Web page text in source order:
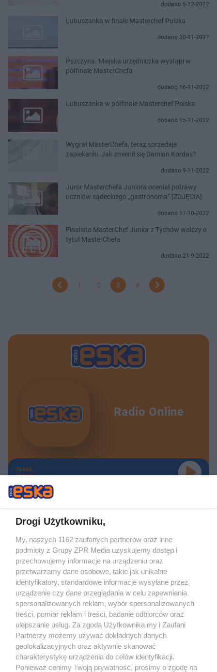
dodano 5-12-2022
Lubuszanka w finale Masterchef Polska
dodano 30-11-2022
Pszczyna. Miejska urzędniczka wystąpi w
półfinale MasterChefa
dodano 16-11-2022
Lubuszanka w półfinale Masterchef Polska
dodano 15-11-2022
Wygrał MasterChefa, teraz sprzedaje
zapiekanki. Jak zmienił się Damian Kordas?
dodano 9-11-2022
Juror Masterchefa Juniora oceniał potrawy
uczniów sądeckiego „gastronoma” [ZDJĘCIA]
dodano 17-10-2022
Finalista MasterChef Junior z Tychów walczy o
tytuł MasterChefa
dodano 21-9-2022
1 2 3 4
Radio Online
TERAZ
GRAMY
Żaden utwór zamieszczony w serwisie nie może być powielany i
rozpowszechniany lub dalej rozpowszechniany w jakikolwiek sposób (w
tym także elektroniczny lub mechaniczny) na jakimkolwiek polu
eksploatacji w jakiejkolwiek formie, włącznie z umieszczaniem w Internecie
bez pisemnej zgody właściciela praw. Jakiekolwiek użycie lub
wykorzystanie utworów w całości lub w części z naruszeniem prawa, tzn.
bez właściwej zgody, jest zabronione pod groźbą kary i może być ścigane
prawnie.
O nas
Drogi Użytkowniku,
My, naszych 1162 zaufanych partnerów oraz inne
podmioty z Grupy ZPR Media uzyskujemy dostęp i
przechowujemy informacje na urządzeniu oraz
przetwarzamy dane osobowe, takie jak unikalne
identyfikatory, standardowe informacje wysyłane przez
urządzenie czy dane przeglądania w celu zapewniania
spersonalizowanych reklam, wybór spersonalizowanych
treści, pomiar reklam i treści, badanie odbiorców oraz
ulepszanie usług. Za zgodą Użytkownika my i Zaufani
Partnerzy możemy używać dokładnych danych
geolokalizacyjnych oraz aktywnie skanować
charakterystykę urządzenia do celów identyfikacji.
Ponieważ cenimy Twoją prywatność, prosimy o zgodę na